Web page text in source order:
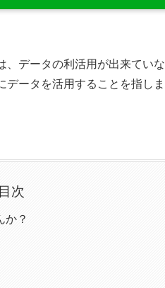
データの利活用が出来てい
ータを活用することを指し
目次
か？